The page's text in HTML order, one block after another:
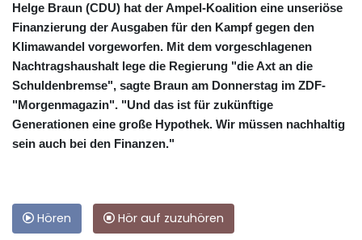
Helge Braun (CDU) hat der Ampel-Koalition eine unseriöse
Finanzierung der Ausgaben für den Kampf gegen den
Klimawandel vorgeworfen. Mit dem vorgeschlagenen
Nachtragshaushalt lege die Regierung "die Axt an die
Schuldenbremse", sagte Braun am Donnerstag im ZDF-
"Morgenmagazin". "Und das ist für zukünftige
Generationen eine große Hypothek. Wir müssen nachhaltig
sein auch bei den Finanzen."
Hören Hör auf zuzuhören